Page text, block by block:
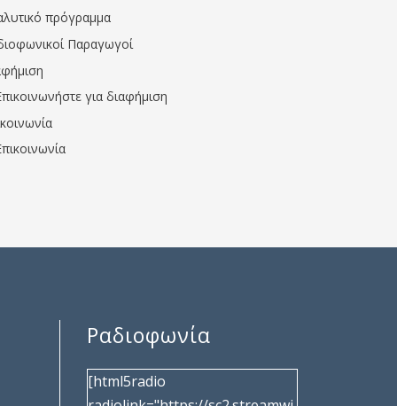
πρόγραμμα
Παραγωγοί
για διαφήμιση
Ραδιοφωνία
[html5radio